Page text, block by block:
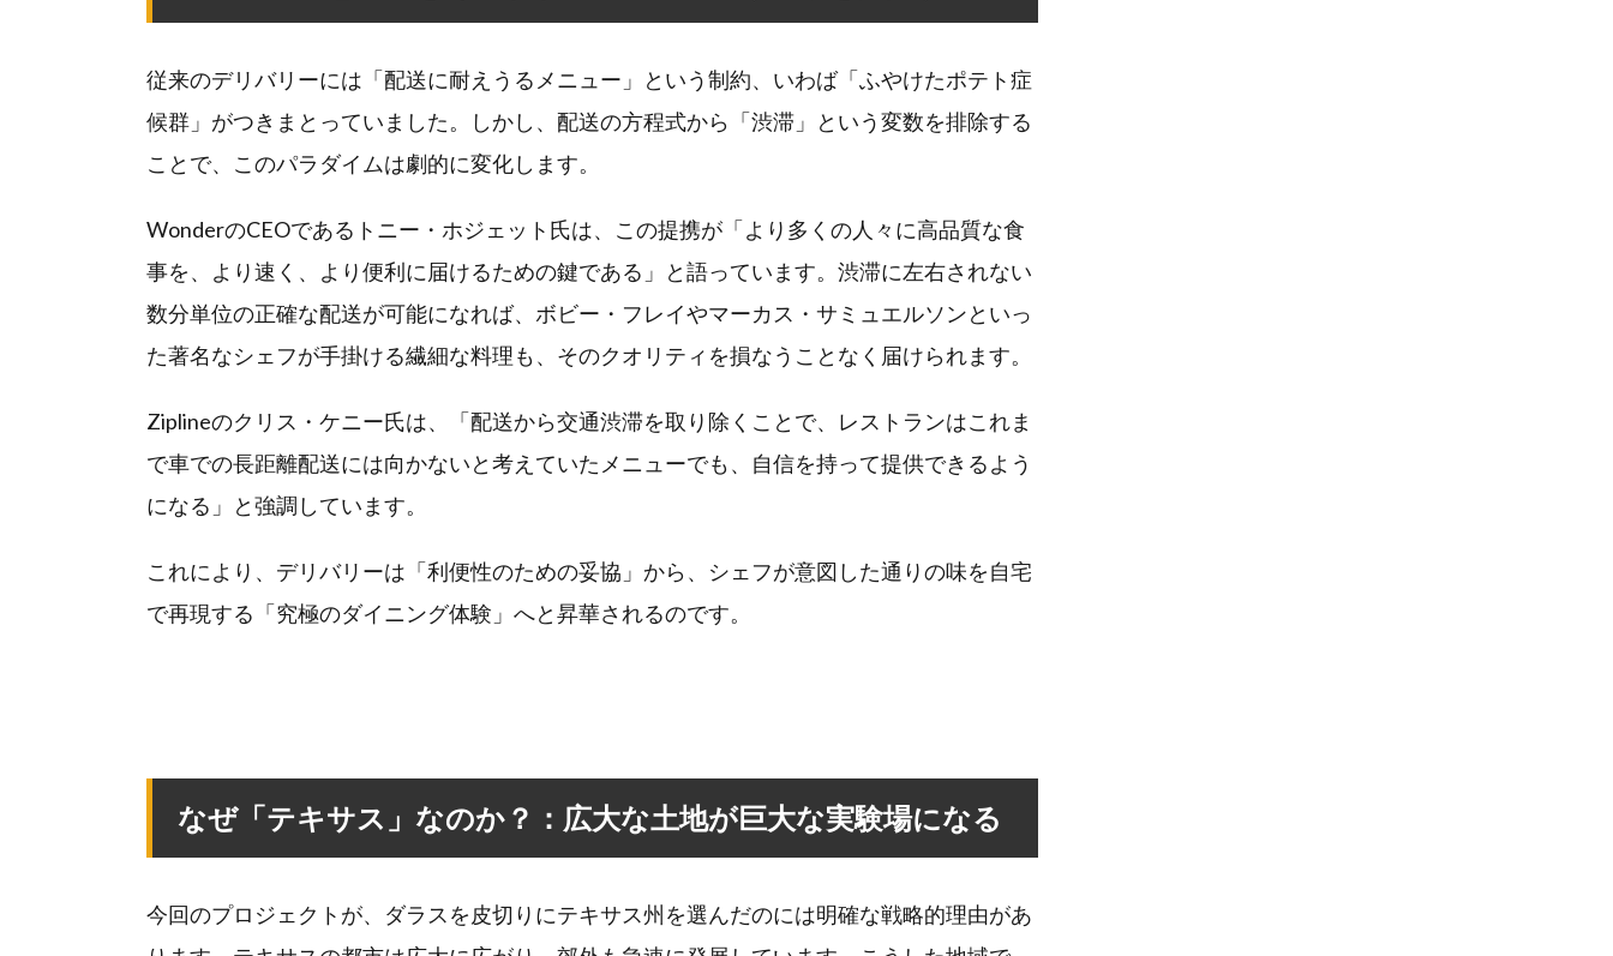
従来のデリバリーには「配送に耐えうるメニュー」という制約、いわば「ふやけたポテト症
候群」がつきまとっていました。しかし、配送の方程式から「渋滞」という変数を排除する
ことで、このパラダイムは劇的に変化します。
WonderのCEOであるトニー・ホジェット氏は、この提携が「より多くの人々に高品質な食
事を、より速く、より便利に届けるための鍵である」と語っています。渋滞に左右されない
数分単位の正確な配送が可能になれば、ボビー・フレイやマーカス・サミュエルソンといっ
た著名なシェフが手掛ける繊細な料理も、そのクオリティを損なうことなく届けられます。
Ziplineのクリス・ケニー氏は、「配送から交通渋滞を取り除くことで、レストランはこれま
で車での長距離配送には向かないと考えていたメニューでも、自信を持って提供できるよう
になる」と強調しています。
これにより、デリバリーは「利便性のための妥協」から、シェフが意図した通りの味を自宅
で再現する「究極のダイニング体験」へと昇華されるのです。
なぜ「テキサス」なのか？：広大な土地が巨大な実験場になる
今回のプロジェクトが、ダラスを皮切りにテキサス州を選んだのには明確な戦略的理由があ